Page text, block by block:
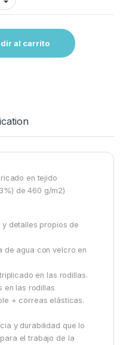
Classic. Poliéster A.T
al carrito
en tejido
de 460 g/m2)
detalles propios de
de agua con velcro en
en las rodillas.
en las rodillas
+ correas elásticas.
y durabilidad que lo
el trabajo de la